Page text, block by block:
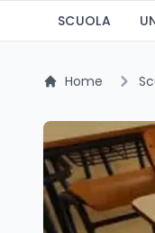
SCUOLA
Home